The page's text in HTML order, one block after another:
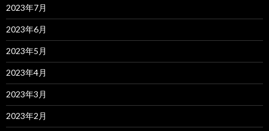
2023年7月
2023年6月
2023年5月
2023年4月
2023年3月
2023年2月